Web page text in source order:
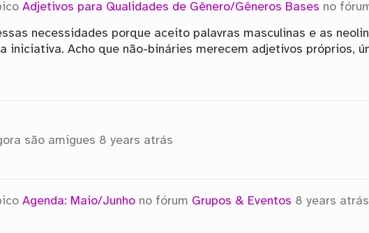
Adjetivos para Qualidades de Gênero/Gêneros Bases no
necessidades porque aceito palavras masculinas e as
iniciativa. Acho que não-bináries merecem adjetivos próprios,
são amigues 8 years atrás
Agenda: Maio/Junho no fórum Grupos & Eventos 8 years atrás